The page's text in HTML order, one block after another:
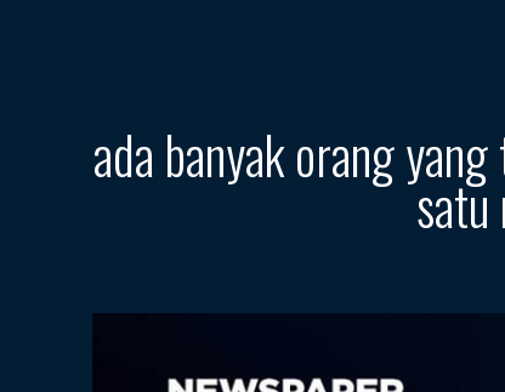
ada banyak orang
satu